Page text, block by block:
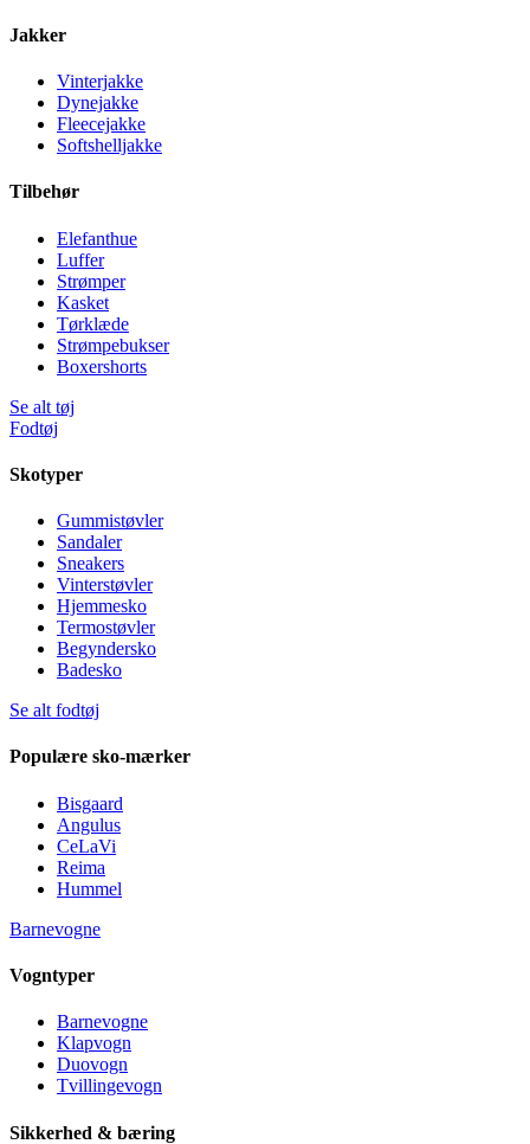
Jakker
Vinterjakke
Dynejakke
Fleecejakke
Softshelljakke
Tilbehør
Elefanthue
Luffer
Strømper
Kasket
Tørklæde
Strømpebukser
Boxershorts
Se alt tøj
Fodtøj
Skotyper
Gummistøvler
Sandaler
Sneakers
Vinterstøvler
Hjemmesko
Termostøvler
Begyndersko
Badesko
Se alt fodtøj
Populære sko-mærker
Bisgaard
Angulus
CeLaVi
Reima
Hummel
Barnevogne
Vogntyper
Barnevogne
Klapvogn
Duovogn
Tvillingevogn
Sikkerhed & bæring